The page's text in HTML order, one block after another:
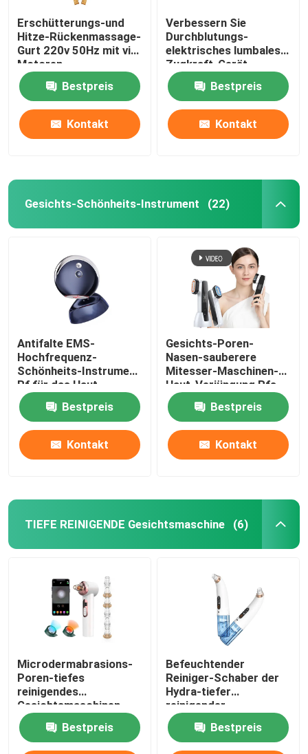
Erschütterungs-und
Hitze-Rückenmassage-
Gurt 220v 50Hz mit vier
Motoren
Bestpreis
Kontakt
Verbessern Sie
Durchblutungs-
elektrisches lumbales
Zugkraft-Gerät-
hinteren Ausdehnung
Massager ROHS
Bestpreis
Kontakt
Gesichts-Schönheits-Instrument (22)
Antifalte EMS-
Hochfrequenz-
Schönheits-Instrument
Rf für das Haut-
Festziehen
Bestpreis
Kontakt
Gesichts-Poren-
Nasen-sauberere
Mitesser-Maschinen-
Haut-Verjüngung Rfs
EMS
Bestpreis
Kontakt
TIEFE REINIGENDE Gesichtsmaschine (6)
Microdermabrasions-
Poren-tiefes
reinigendes
Gesichtsmaschinen-
elektrisches Mitesser-
Entferner-Vakuum
200g
Bestpreis
Befeuchtender
Reiniger-Schaber der
Hydra-tiefer
reinigender
Gesichtsmaschinen-
wieder aufladbarer
Poren-500mAh
Bestpreis